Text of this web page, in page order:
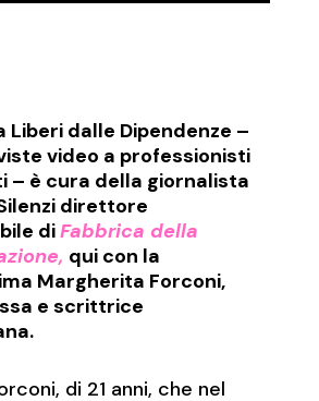
Liberi dalle Dipendenze –
video a professionisti
– è cura della giornalista
direttore
diFabbrica della
qui con la
Margherita Forconi,
e scrittrice
di 21 anni, che nel